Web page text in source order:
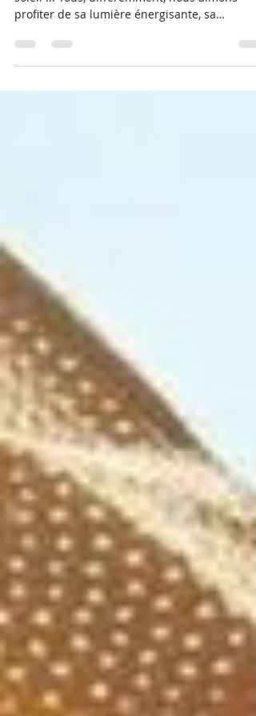
PEAU PROTÉGÉE !!!
L’un des bonheurs de l’été est de profiter du
délicieuse s